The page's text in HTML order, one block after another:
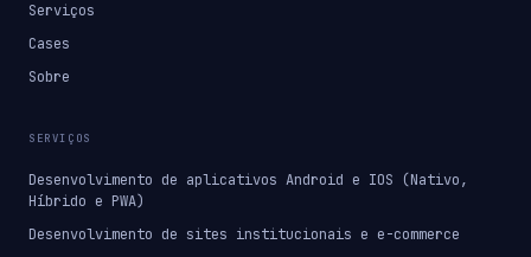
Serviços
Cases
Sobre
SERVIÇOS
Desenvolvimento de aplicativos Android e IOS (Nativo,
Híbrido e PWA)
Desenvolvimento de sites institucionais e e-commerce